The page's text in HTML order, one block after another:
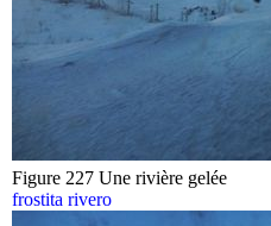
Figure 227 Une rivière gelée
frostita rivero